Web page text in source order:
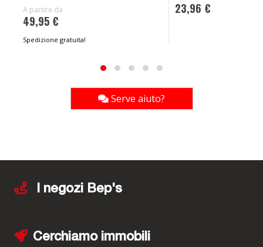
A partire da
49,95 €
Spedizione gratuita!
23,96 €
Serve aiuto?
I negozi Bep's
Cerchiamo immobili